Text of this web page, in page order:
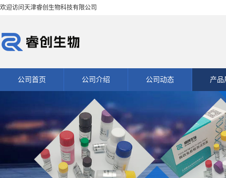
欢迎访问天津睿创生物科技有限公司
公司首页 公司介绍 公司动态 产品